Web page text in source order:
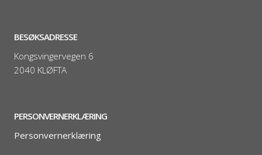
BESØKSADRESSE
Kongsvingervegen 6
2040 KLØFTA
PERSONVERNERKLÆRING
Personvernerklæring